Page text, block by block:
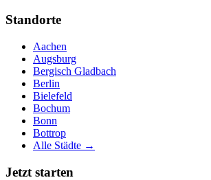
Standorte
Aachen
Augsburg
Bergisch Gladbach
Berlin
Bielefeld
Bochum
Bonn
Bottrop
Alle Städte →
Jetzt starten